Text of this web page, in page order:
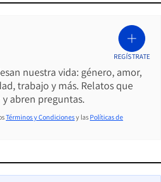
nuestra vida: género, amor,
trabajo y más. Relatos que
abren preguntas.
REGÍSTRATE
Términos y Condicionesy las Políticas de